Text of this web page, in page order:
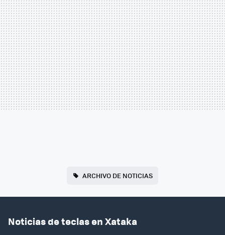
ARCHIVO DE NOTICIAS
Noticias de teclas en Xataka